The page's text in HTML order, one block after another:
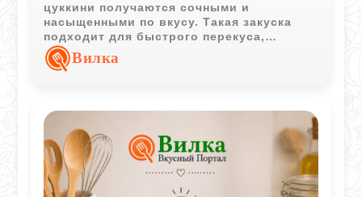
цуккини получаются сочными и
насыщенными по вкусу. Такая закуска
подходит для быстрого перекуса,
пикника или праздничного фуршета.
Вилка